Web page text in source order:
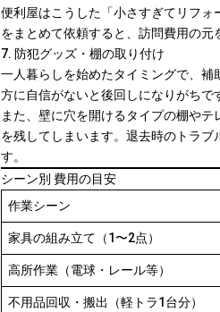
便利屋はこうした「小さすぎてリフ
をまとめて依頼すると、訪問費用の元
7. 防犯グッズ・棚の取り付け
一人暮らしを始めたタイミングで、
方に自信がないと後回しになりがちで
また、壁に穴を開けるタイプの棚や
を残してしまいます。退去時のトラ
す。
シーン別 費用の目安
作業シーン
家具の組み立て（1〜2点）
高所作業（電球・レール等）
不用品回収・搬出（軽トラ1台分）